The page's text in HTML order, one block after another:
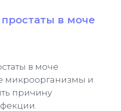
в моче
в моче
микроорганизмы и
причину